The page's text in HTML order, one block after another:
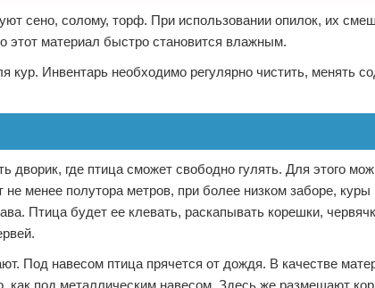
сено, солому, торф. При использовании опилок, их
этот материал быстро становится влажным.
Инвентарь необходимо регулярно чистить, менять
дворик, где птица сможет свободно гулять. Для этого
менее полутора метров, при более низком заборе, куры
Птица будет ее клевать, раскапывать корешки,
Под навесом птица прячется от дождя. В качестве
как под металлическим навесом. Здесь же размещают